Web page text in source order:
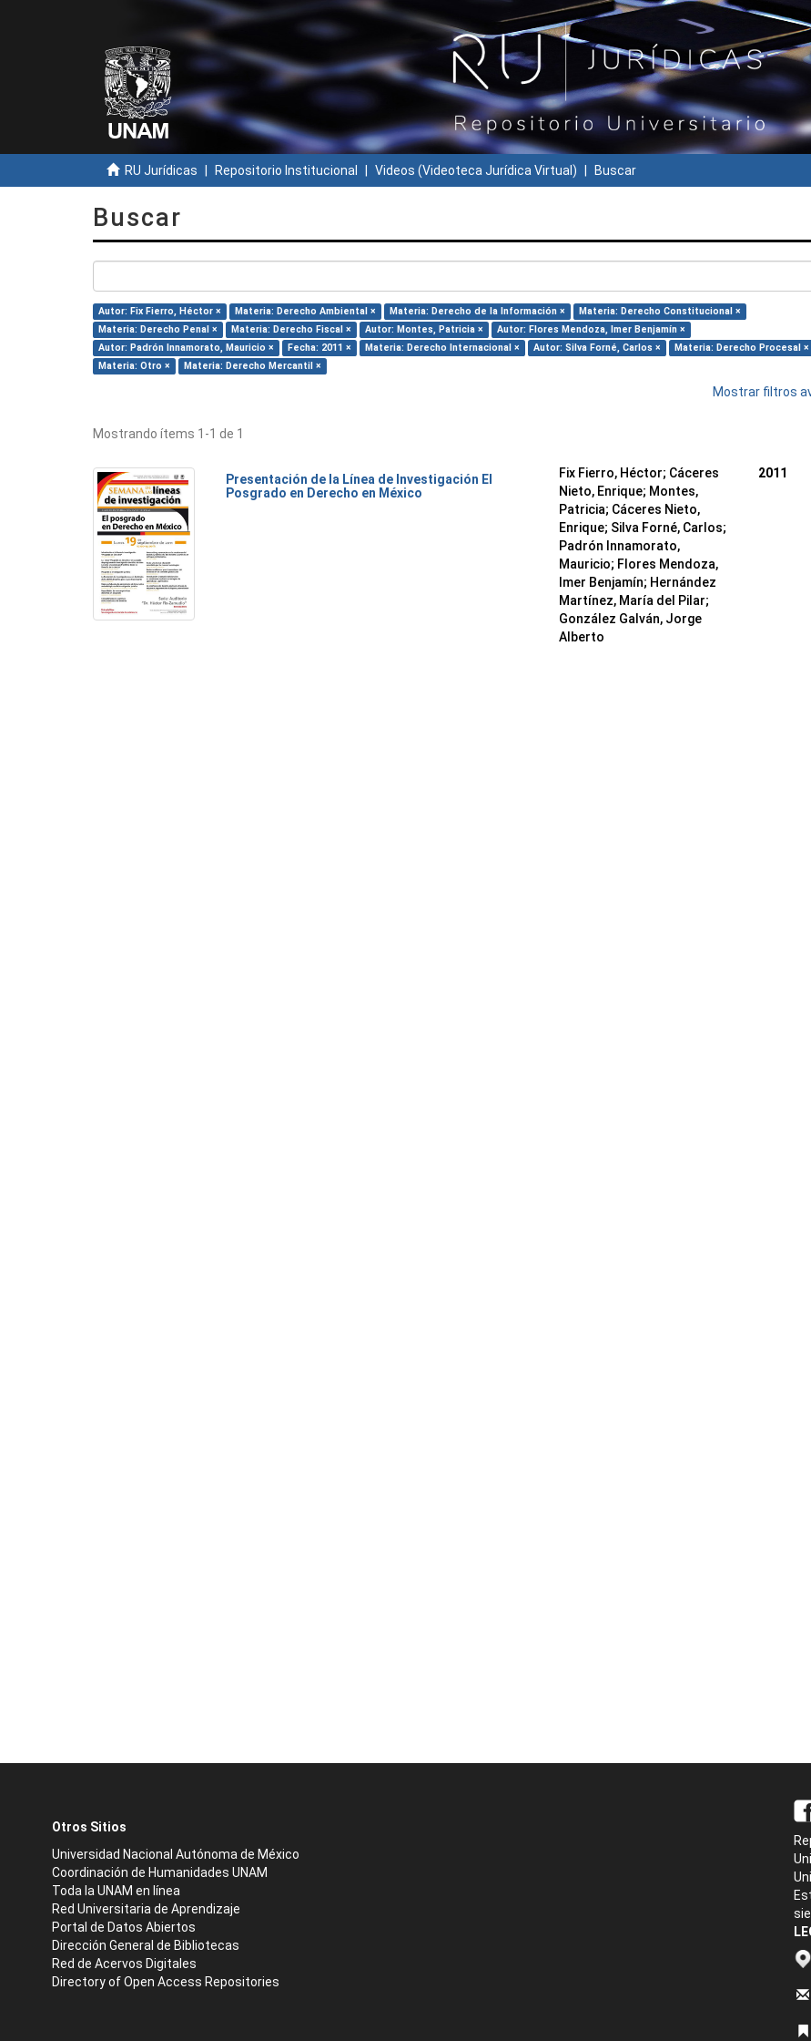
RU Jurídicas Repositorio Institucional Videos (Videoteca Jurídica Virtual) Buscar
Buscar
Autor: Fix Fierro, Héctor × Materia: Derecho Ambiental × Materia: Derecho de la Información ×
Materia: Derecho Constitucional ×
Materia: Derecho Penal ×
Materia: Derecho Fiscal × Autor: Montes, Patricia ×
Autor: Flores Mendoza, Imer Benjamín ×
Autor: Padrón Innamorato, Mauricio ×
Fecha: 2011 × Materia: Derecho Internacional × Autor: Silva Forné, Carlos ×
Materia: Derecho Procesal ×
Materia: Otro ×
Materia: Derecho Mercantil ×
Mostrar filtros
Mostrando ítems 1-1 de 1
Presentación de la Línea de Investigación El
Posgrado en Derecho en México
Fix Fierro, Héctor; Cáceres
Nieto, Enrique; Montes,
Patricia; Cáceres Nieto,
Enrique; Silva Forné, Carlos;
Padrón Innamorato,
Mauricio; Flores Mendoza,
Imer Benjamín; Hernández
Martínez, María del Pilar;
González Galván, Jorge
Alberto
2011
Otros Sitios
Universidad Nacional Autónoma de México
Coordinación de Humanidades UNAM
Toda la UNAM en línea
Red Universitaria de Aprendizaje
Portal de Datos Abiertos
Dirección General de Bibliotecas
Red de Acervos Digitales
Directory of Open Access Repositories